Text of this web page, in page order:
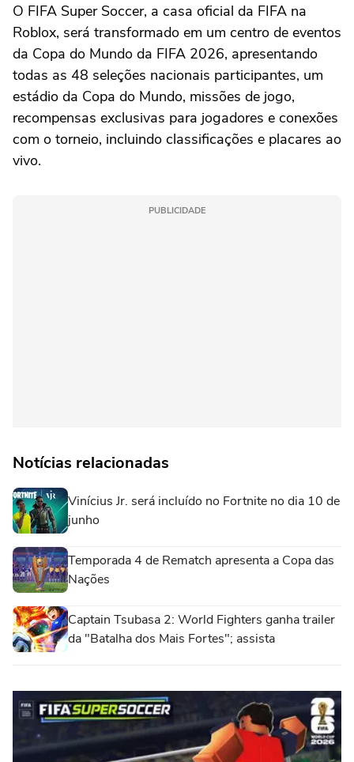
O FIFA Super Soccer, a casa oficial da FIFA na
Roblox, será transformado em um centro de eventos
da Copa do Mundo da FIFA 2026, apresentando
todas as 48 seleções nacionais participantes, um
estádio da Copa do Mundo, missões de jogo,
recompensas exclusivas para jogadores e conexões
com o torneio, incluindo classificações e placares ao
vivo.
PUBLICIDADE
Notícias relacionadas
Vinícius Jr. será incluído no Fortnite no dia 10 de
junho
Temporada 4 de Rematch apresenta a Copa das
Nações
Captain Tsubasa 2: World Fighters ganha trailer
da "Batalha dos Mais Fortes"; assista